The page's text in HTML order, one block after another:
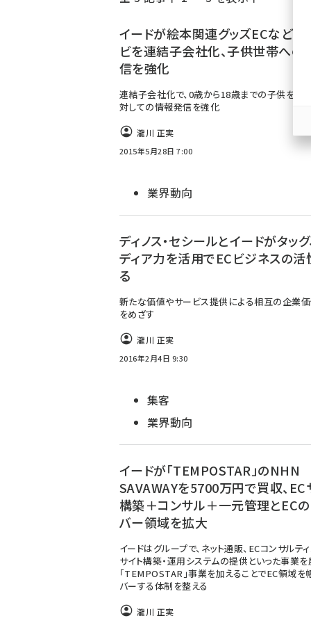
ず
イードが絵本関連グッズECなどの
ビを連結子会社化、子供世帯への
信を強化
連結子会社化で、0歳から18歳までの子供を持
対しての情報発信を強化
瀧川 正実
2015年5月28日 7:00
業界動向
ディノス・セシールとイードがタッグ
ディア力を活用でECビジネスの
る
新たな価値やサービス提供による相互の企業
をめざす
瀧川 正実
2016年2月4日 9:30
集客
業界動向
イードが「TEMPOSTAR」のNHN
SAVAWAYを5700万円で買収、EC
構築＋コンサル＋一元管理とEC
バー領域を拡大
イードはグループで、ネット通販、ECコンサルテ
サイト構築・運用システムの提供といった事業を
「TEMPOSTAR」事業を加えることでEC領域を
バーする体制を整える
瀧川 正実